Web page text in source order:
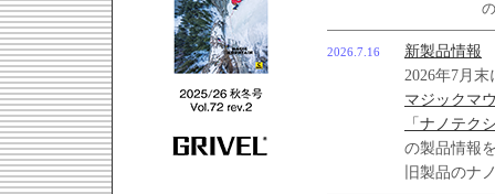
2026.7.16
新製品情報
2026年7月
マジックマ
「ナノテク
の製品情報
旧製品のナ